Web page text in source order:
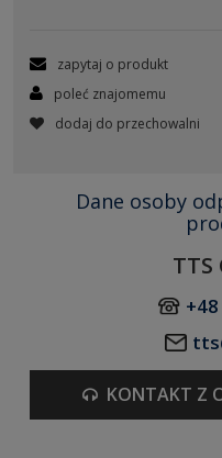
zapytaj o produkt
poleć znajomemu
dodaj do przechowalni
Dane osoby
KONTAKT Z